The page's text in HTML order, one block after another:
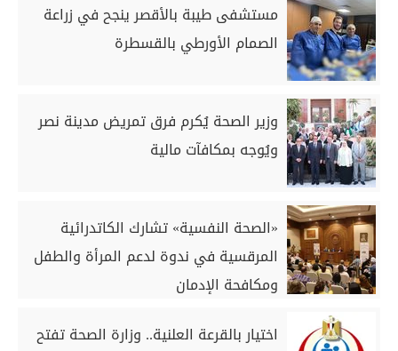
مستشفى طيبة بالأقصر ينجح في زراعة
الصمام الأورطي بالقسطرة
وزير الصحة يُكرم فرق تمريض مدينة نصر
ويُوجه بمكافآت مالية
«الصحة النفسية» تشارك الكاتدرائية
المرقسية في ندوة لدعم المرأة والطفل
ومكافحة الإدمان
اختيار بالقرعة العلنية.. وزارة الصحة تفتح